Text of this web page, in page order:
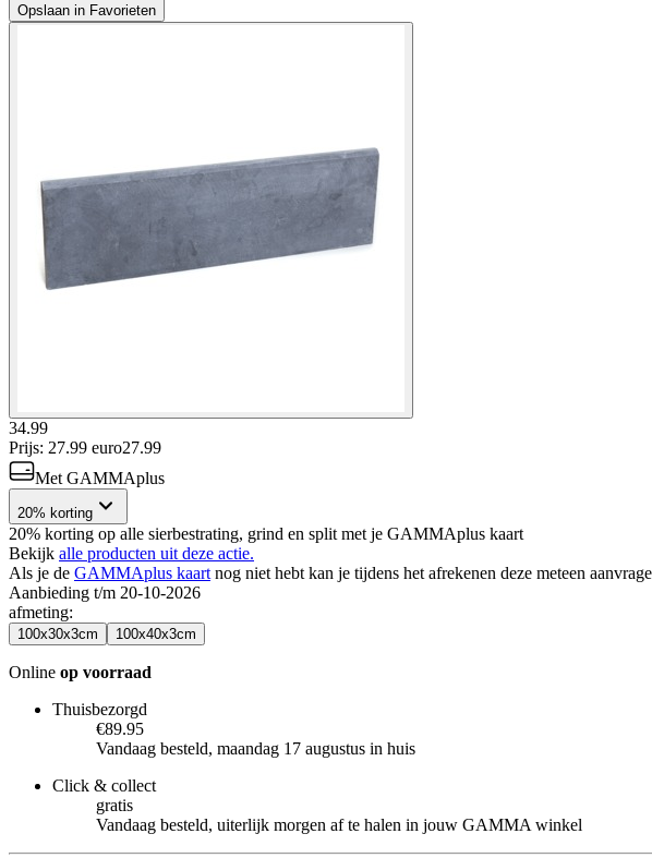
Opslaan in Favorieten
34.99
Prijs: 27.99 euro27.99
Met GAMMAplus
20% korting
20% korting op alle sierbestrating, grind en split met je GAMMAplus kaart
Bekijk alle producten uit deze actie.
Als je de GAMMAplus kaart nog niet hebt kan je tijdens het afrekenen deze meteen
Aanbieding t/m 20-10-2026
afmeting:
100x30x3cm 100x40x3cm
Online op voorraad
Thuisbezorgd
€89.95
Vandaag besteld, maandag 17 augustus in huis
Click & collect
gratis
Vandaag besteld, uiterlijk morgen af te halen in jouw GAMMA winkel